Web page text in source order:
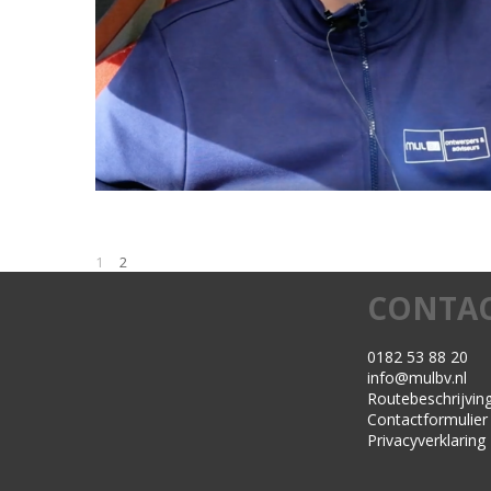
1 2
0182 53 88 20
info@mulbv.nl
Contactformulier
Privacyverklaring